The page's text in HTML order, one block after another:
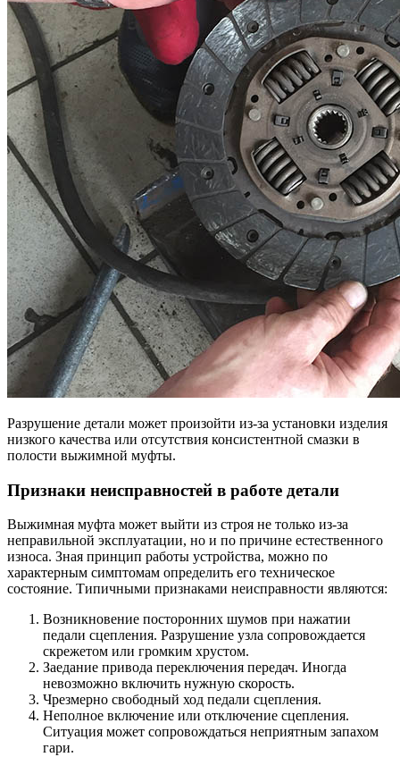
Разрушение детали может произойти из-за установки изделия
низкого качества или отсутствия консистентной смазки в
полости выжимной муфты.
Признаки неисправностей в работе детали
Выжимная муфта может выйти из строя не только из-за
неправильной эксплуатации, но и по причине естественного
износа. Зная принцип работы устройства, можно по
характерным симптомам определить его техническое
состояние. Типичными признаками неисправности являются:
Возникновение посторонних шумов при нажатии
педали сцепления. Разрушение узла сопровождается
скрежетом или громким хрустом.
Заедание привода переключения передач. Иногда
невозможно включить нужную скорость.
Чрезмерно свободный ход педали сцепления.
Неполное включение или отключение сцепления.
Ситуация может сопровождаться неприятным запахом
гари.